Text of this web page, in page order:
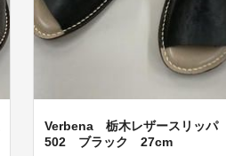
Verbena 栃木レザースリッパ
502 ブラック 27cm